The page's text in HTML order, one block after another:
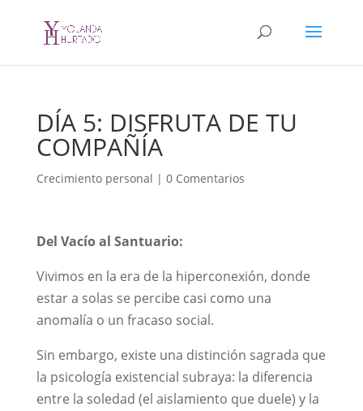
DÍA 5: DISFRUTA DE TU
COMPAÑÍA
Crecimiento personal | 0 Comentarios
Del Vacío al Santuario:
Vivimos en la era de la hiperconexión, donde
estar a solas se percibe casi como una
anomalía o un fracaso social.
Sin embargo, existe una distinción sagrada que
la psicología existencial subraya: la diferencia
entre la soledad (el aislamiento que duele) y la